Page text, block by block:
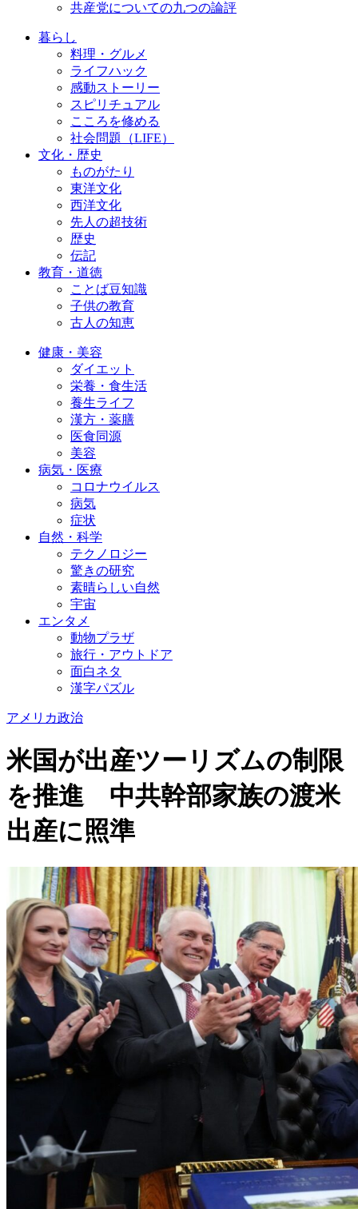
共産党についての九つの論評
暮らし
料理・グルメ
ライフハック
感動ストーリー
スピリチュアル
こころを修める
社会問題（LIFE）
文化・歴史
ものがたり
東洋文化
西洋文化
先人の超技術
歴史
伝記
教育・道徳
ことば豆知識
子供の教育
古人の知恵
健康・美容
ダイエット
栄養・食生活
養生ライフ
漢方・薬膳
医食同源
美容
病気・医療
コロナウイルス
病気
症状
自然・科学
テクノロジー
驚きの研究
素晴らしい自然
宇宙
エンタメ
動物プラザ
旅行・アウトドア
面白ネタ
漢字パズル
アメリカ政治
米国が出産ツーリズムの制限
を推進 中共幹部家族の渡米
出産に照準